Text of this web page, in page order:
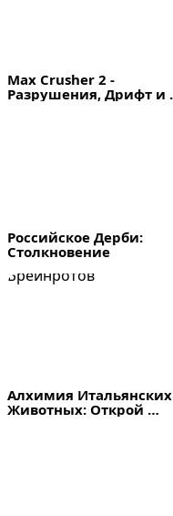
Max Crusher 2 -
Разрушения, Дрифт и
Российское Дерби:
Столкновение
Алхимия Итальянских
Животных: Открой